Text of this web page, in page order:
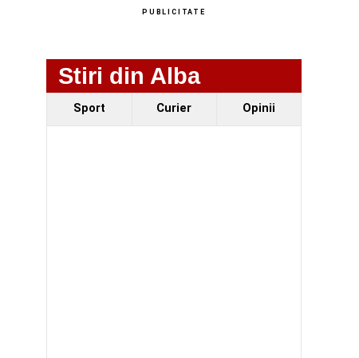
PUBLICITATE
Stiri din Alba
Sport Curier Opinii